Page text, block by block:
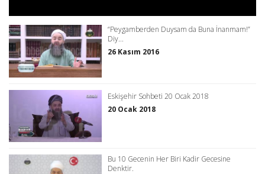
“Peygamberden Duysam da Buna İnanmam!”
Diy...
26 Kasım 2016
Eskişehir Sohbeti 20 Ocak 2018
20 Ocak 2018
Bu 10 Gecenin Her Biri Kadir Gecesine
Denktir.